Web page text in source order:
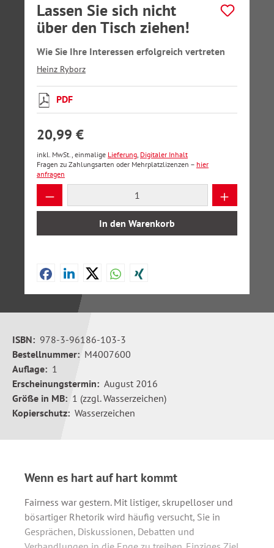
Lassen Sie sich nicht
über den Tisch ziehen!
Wie Sie Ihre Interessen erfolgreich vertreten
Heinz Ryborz
PDF
20,99 €
inkl. MwSt., einmalige Lieferung, Digitaler Inhalt
Fragen zu Zahlungsarten oder Mehrplatzlizenzen – hier
anfragen
Produkt Anzahl: Gib den gewünschten
In den Warenkorb
ISBN: 978-3-96186-103-3
Bestellnummer: M4007600
Auflage: 1
Erscheinungstermin: August 2016
Größe in MB: 1 (zzgl. Wasserzeichen)
Kopierschutz: Wasserzeichen
Wenn es hart auf hart kommt
Fairness war gestern. Mit listiger, skrupelloser und
bösartiger Rhetorik wird häufig versucht, Sie in
Gesprächen, Diskussionen, Debatten und